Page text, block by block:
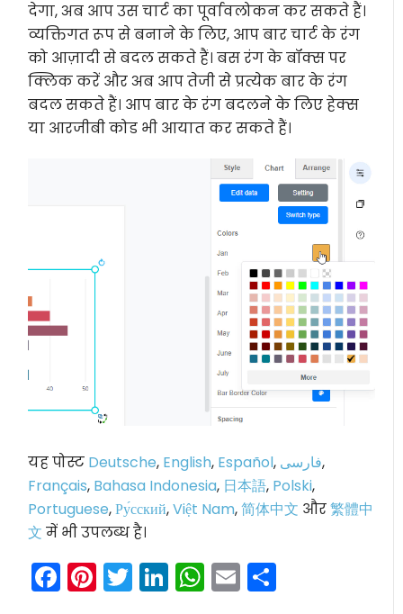
देगा, अब आप उस चार्ट का पूर्वावलोकन कर सकते हैं।
व्यक्तिगत रूप से बनाने के लिए, आप बार चार्ट के रंग
को आज़ादी से बदल सकते हैं। बस रंग के बॉक्स पर
क्लिक करें और अब आप तेजी से प्रत्येक बार के रंग
बदल सकते हैं। आप बार के रंग बदलने के लिए हेक्स
या आरजीबी कोड भी आयात कर सकते हैं।
यह पोस्ट Deutsche, English, Español, فارسی,
Français, Bahasa Indonesia, 日本語, Polski,
Portuguese,Ру́сский,Việt Nam,简体中文 और繁體中
文 में भी उपलब्ध है।
Facebook
Pinterest
Twitter
LinkedIn
WhatsApp
Email